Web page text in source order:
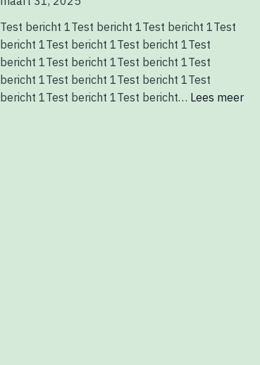
Test bericht 1Test bericht 1Test bericht 1Test
bericht 1Test bericht 1Test bericht 1Test
bericht 1Test bericht 1Test bericht 1Test
bericht 1Test bericht 1Test bericht 1Test
bericht 1Test bericht 1Test bericht… Lees meer